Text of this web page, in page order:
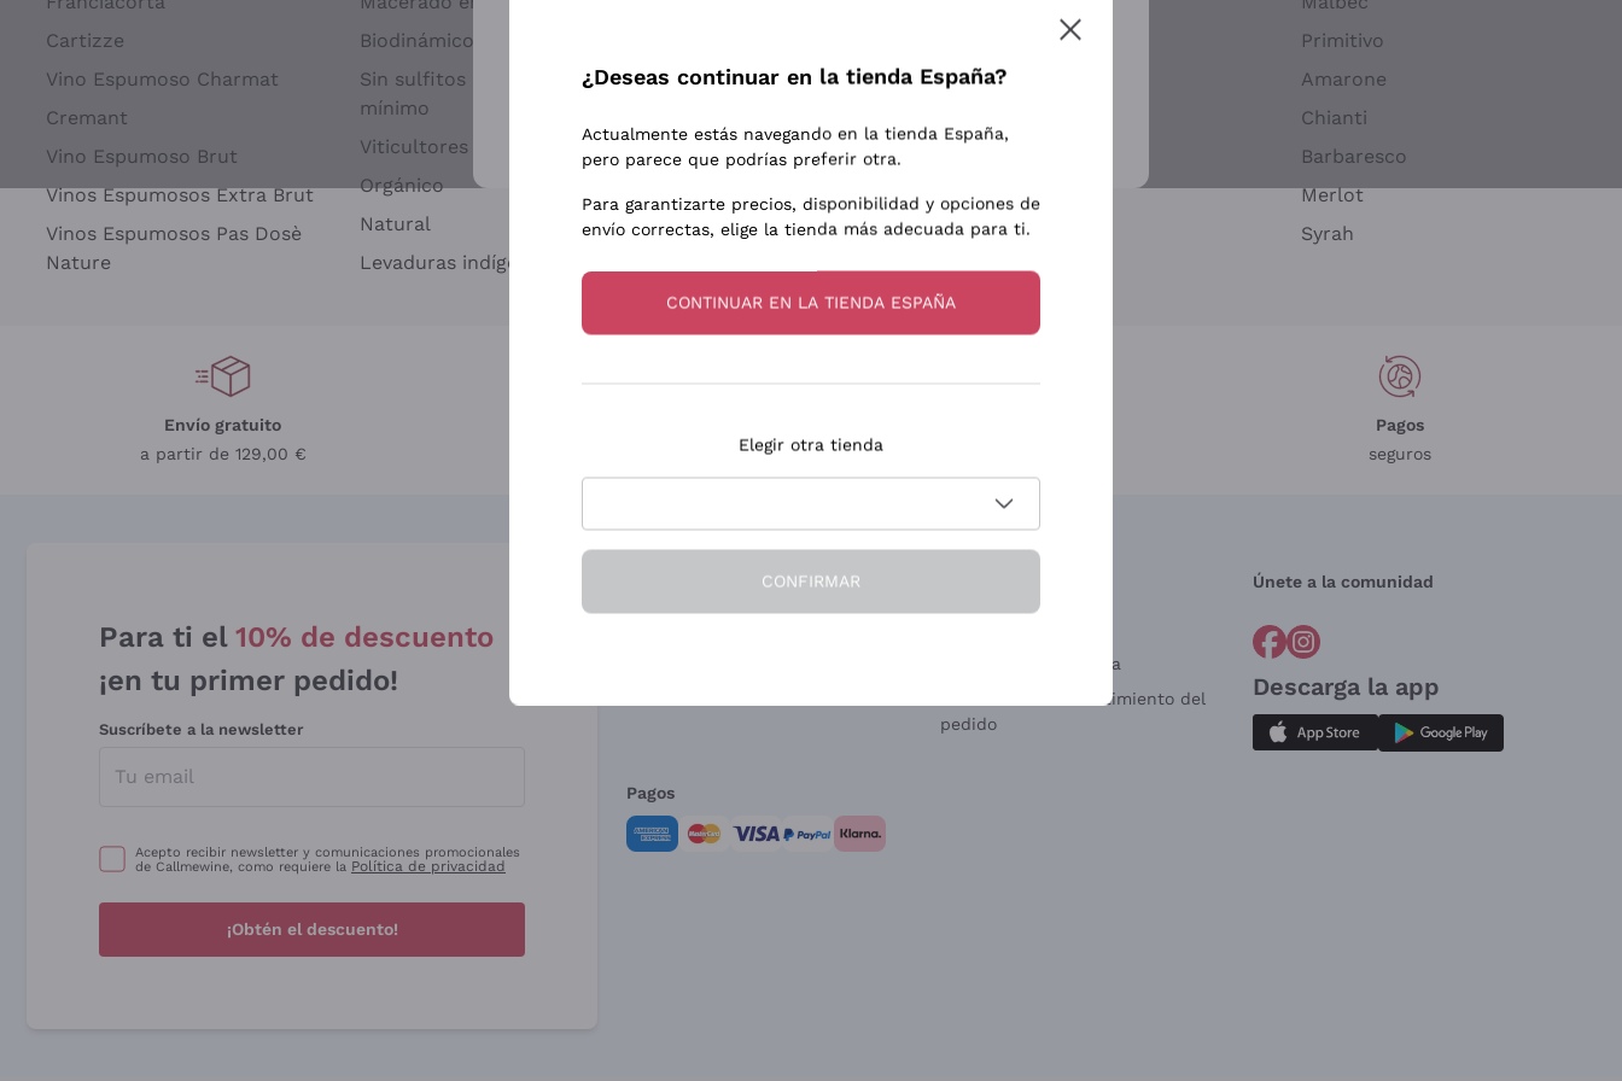
Cartizze
Vino Espumoso Charmat
Cremant
Vino Espumoso Brut
Vinos Espumosos Extra Brut
Vinos Espumosos Pas Dosè
Nature
Biodinámico
Sin sulfitos añadidos o
mínimo
Viticultores Independientes
Orgánico
Natural
Levaduras indígenas
Biondi Santi
Argiolas
Zenato
Ca' dei Frati
Sancerre
Pinot Gris
Sauvignon
Primitivo
Amarone
Chianti
Barbaresco
Merlot
Syrah
Envío gratuito
a partir de 129,00 €
Pagos
seguros
Para ti el 10% de descuento
¡en tu primer pedido!
Suscríbete a la newsletter
Acepto recibir newsletter y comunicaciones promocionales
de Callmewine, como requiere la Política de privacidad
¡Obtén el descuento!
Condiciones de Venta
Formulario de desistimiento del
pedido
Únete a la comunidad
Descarga la app
Pagos
Suscribirme
Para más información, lee nuestraPolítica de privacidad
¿Deseas continuar en la tienda España?
Actualmente estás navegando en la tienda España,
pero parece que podrías preferir otra.
Para garantizarte precios, disponibilidad y opciones de
envío correctas, elige la tienda más adecuada para ti.
CONTINUAR EN LA TIENDA ESPAÑA
Elegir otra tienda
CONFIRMAR